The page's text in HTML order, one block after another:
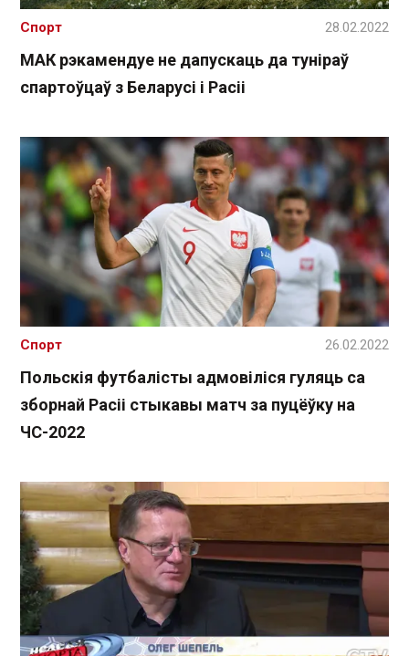
МАК рэкамендуе не дапускаць да туніраў
спартоўцаў з Беларусі і Расіі
Спорт 28.02.2022
Польскія футбалісты адмовіліся гуляць са
зборнай Расіі стыкавы матч за пуцёўку на
ЧС-2022
Спорт 26.02.2022